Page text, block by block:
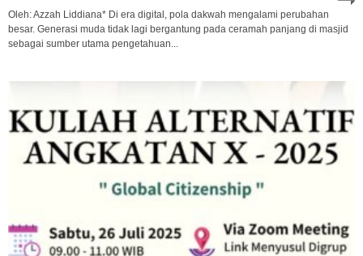
Oleh: Azzah Liddiana* Di era digital, pola dakwah mengalami perubahan
besar. Generasi muda tidak lagi bergantung pada ceramah panjang di masjid
sebagai sumber utama pengetahuan...